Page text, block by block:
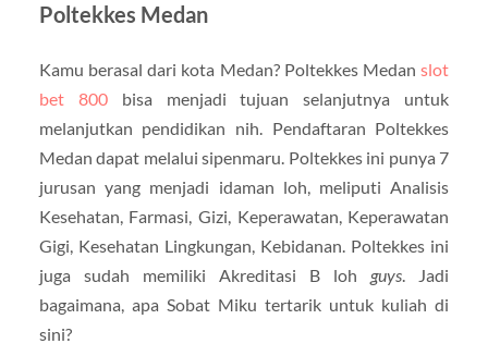
Poltekkes Medan
Kamu berasal dari kota Medan? Poltekkes Medanslot
bet 800bisa menjadi tujuan selanjutnya untuk
melanjutkan pendidikan nih. Pendaftaran Poltekkes
Medan dapat melalui sipenmaru. Poltekkes ini punya 7
jurusan yang menjadi idaman loh, meliputi Analisis
Kesehatan, Farmasi, Gizi, Keperawatan, Keperawatan
Gigi, Kesehatan Lingkungan, Kebidanan. Poltekkes ini
juga sudah memiliki Akreditasi B loh guys. Jadi
bagaimana, apa Sobat Miku tertarik untuk kuliah di
sini?